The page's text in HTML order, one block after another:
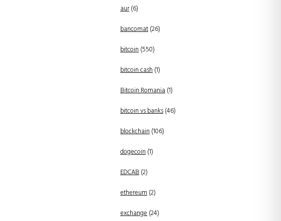
aur(6)
bancomat(26)
bitcoin(550)
bitcoin cash(1)
Bitcoin Romania(1)
bitcoin vs banks(46)
blockchain(106)
dogecoin(1)
EDCAB(2)
ethereum(2)
exchange(24)